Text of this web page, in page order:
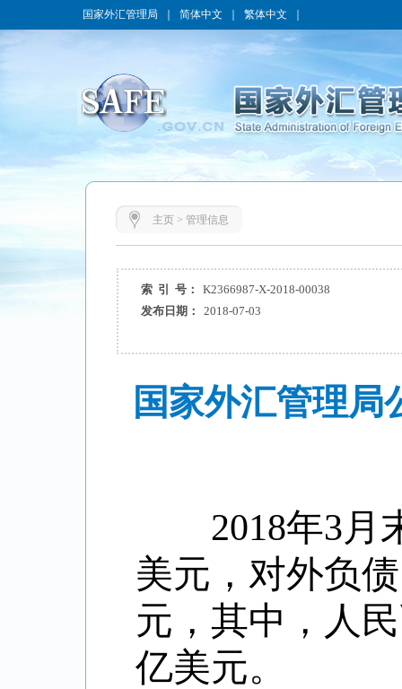
国家外汇管理局 简体中文 繁体中文
主页> 管理信息
索 引 号：
K2366987-X-2018-00038
发布日期：
2018-07-03
国家外汇管理局
2018年3月末
美元，对外负
元，其中，人
亿美元。